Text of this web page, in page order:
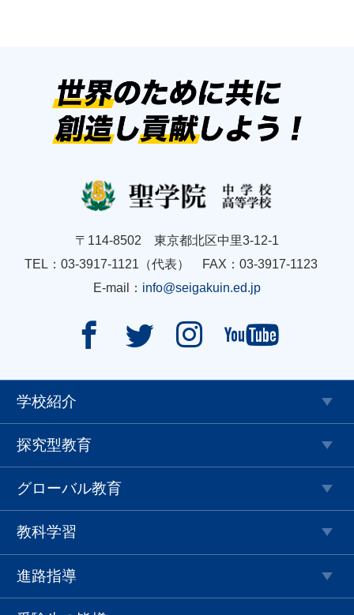
〒114-8502 東京都北区中里3-12-1
TEL：03-3917-1121（代表） FAX：03-3917-1123
E-mail： info@seigakuin.ed.jp
   
学校紹介
探究型教育
グローバル教育
教科学習
進路指導